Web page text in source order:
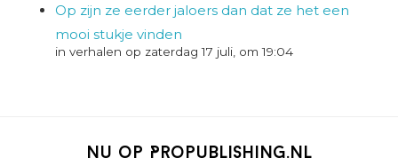
Op zijn ze eerder jaloers dan dat ze het een
mooi stukje vinden
in verhalen op zaterdag 17 juli, om 19:04
Nu op Propublishing.nl